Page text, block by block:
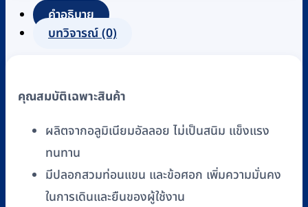
มิ
เนียม
FASICARE
FA-
010
ชิ้น
คำอธิบาย
บทวิจารณ์ (0)
คุณสมบัติเฉพาะสินค้า
ผลิตจากอลูมิเนียมอัลลอย ไม่เป็นสนิม แข็งแรง
ทนทาน
มีปลอกสวมท่อนแขน และข้อศอก เพิ่มความมั่นคง
ในการเดินและยืนของผู้ใช้งาน